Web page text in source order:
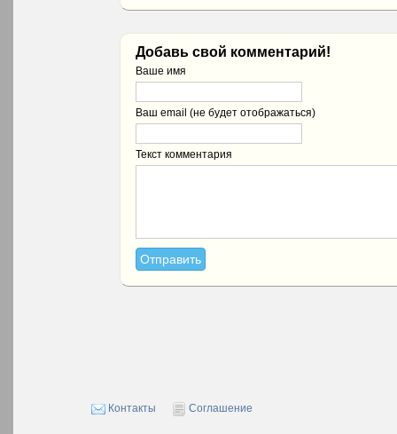
Добавь свой комментарий!
Ваше имя
Ваш email (не будет отображаться)
Текст комментария
Контакты Соглашение